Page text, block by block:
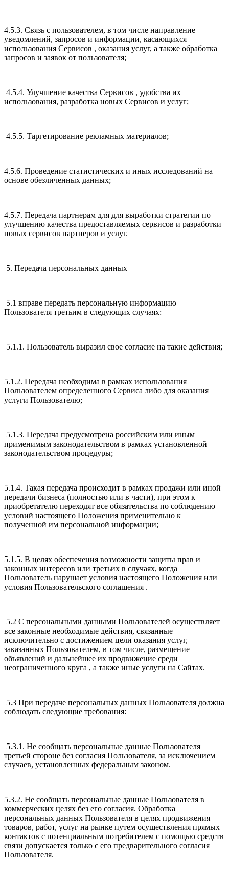
4.5.3. Связь с пользователем, в том числе направление
уведомлений, запросов и информации, касающихся
использования Сервисов , оказания услуг, а также обработка
запросов и заявок от пользователя;
4.5.4. Улучшение качества Сервисов , удобства их
использования, разработка новых Сервисов и услуг;
4.5.5. Таргетирование рекламных материалов;
4.5.6. Проведение статистических и иных исследований на
основе обезличенных данных;
4.5.7. Передача партнерам для для выработки стратегии по
улучшению качества предоставляемых сервисов и разработки
новых сервисов партнеров и услуг.
5. Передача персональных данных
5.1 вправе передать персональную информацию
Пользователя третьим в следующих случаях:
5.1.1. Пользователь выразил свое согласие на такие действия;
5.1.2. Передача необходима в рамках использования
Пользователем определенного Сервиса либо для оказания
услуги Пользователю;
5.1.3. Передача предусмотрена российским или иным
применимым законодательством в рамках установленной
законодательством процедуры;
5.1.4. Такая передача происходит в рамках продажи или иной
передачи бизнеса (полностью или в части), при этом к
приобретателю переходят все обязательства по соблюдению
условий настоящего Положения применительно к
полученной им персональной информации;
5.1.5. В целях обеспечения возможности защиты прав и
законных интересов или третьих в случаях, когда
Пользователь нарушает условия настоящего Положения или
условия Пользовательского соглашения .
5.2 С персональными данными Пользователей осуществляет
все законные необходимые действия, связанные
исключительно с достижением цели оказания услуг,
заказанных Пользователем, в том числе, размещение
объявлений и дальнейшее их продвижение среди
неограниченного круга , а также иные услуги на Сайтах.
5.3 При передаче персональных данных Пользователя должна
соблюдать следующие требования:
5.3.1. Не сообщать персональные данные Пользователя
третьей стороне без согласия Пользователя, за исключением
случаев, установленных федеральным законом.
5.3.2. Не сообщать персональные данные Пользователя в
коммерческих целях без его согласия. Обработка
персональных данных Пользователя в целях продвижения
товаров, работ, услуг на рынке путем осуществления прямых
контактов с потенциальным потребителем с помощью средств
связи допускается только с его предварительного согласия
Пользователя.